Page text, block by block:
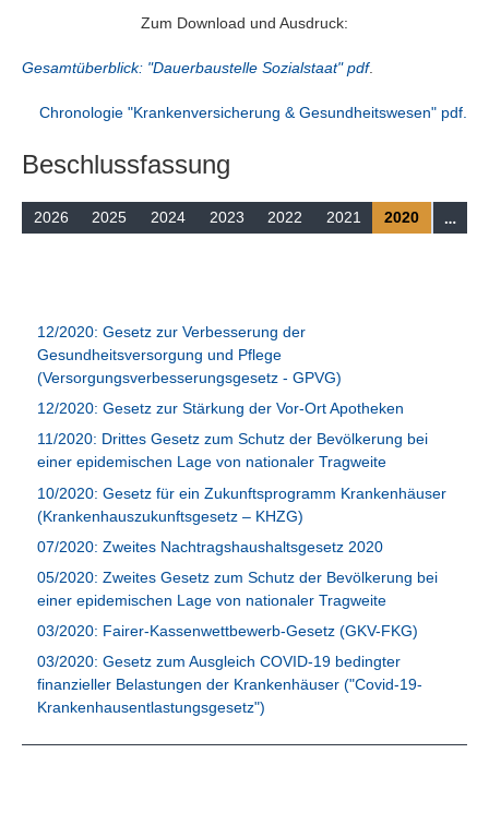
Suchen
Zum Download und Ausdruck:
Gesamtüberblick: "Dauerbaustelle Sozialstaat" pdf.
Chronologie "Krankenversicherung & Gesundheitswesen" pdf.
Beschlussfassung
2026 2025 2024 2023 2022 2021 2020 …
12/2020: Gesetz zur Verbesserung der
Gesundheitsversorgung und Pflege
(Versorgungsverbesserungsgesetz - GPVG)
12/2020: Gesetz zur Stärkung der Vor-Ort Apotheken
11/2020: Drittes Gesetz zum Schutz der Bevölkerung bei
einer epidemischen Lage von nationaler Tragweite
10/2020: Gesetz für ein Zukunftsprogramm Krankenhäuser
(Krankenhauszukunftsgesetz – KHZG)
07/2020: Zweites Nachtragshaushaltsgesetz 2020
05/2020: Zweites Gesetz zum Schutz der Bevölkerung bei
einer epidemischen Lage von nationaler Tragweite
03/2020: Fairer-Kassenwettbewerb-Gesetz (GKV-FKG)
03/2020: Gesetz zum Ausgleich COVID-19 bedingter
finanzieller Belastungen der Krankenhäuser ("Covid-19-
Krankenhausentlastungsgesetz")